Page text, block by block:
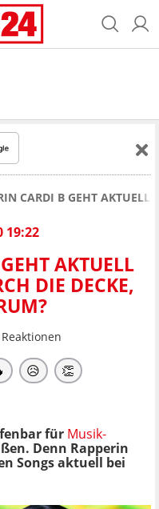
CARDI B GEHT AKTUELL
19:22
AKTUELL
DIE DECKE,
Reaktionen
😥 👏
für Musik-
Denn Rapperin
Songs aktuell bei